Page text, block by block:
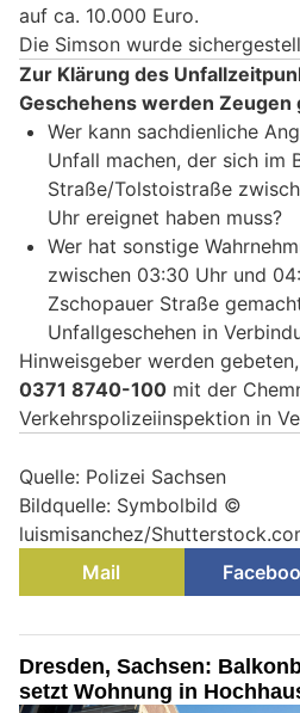
auf ca. 10.000 Euro.
Die Simson wurde
Zur Klärung des
Geschehens werden Zeugen
Wer kann sachdienliche
Unfall machen, der sich im
Straße/Tolstoistraße
Uhr ereignet haben muss?
Wer hat sonstige
zwischen 03:30 Uhr und
Zschopauer Straße
Unfallgeschehen in
Hinweisgeber werden
0371 8740-100 mit der
Verkehrspolizeiinspektion in
Quelle: Polizei Sachsen
Bildquelle: Symbolbild ©
luismisanchez/
Mail
Dresden, Sachsen:
setzt Wohnung in